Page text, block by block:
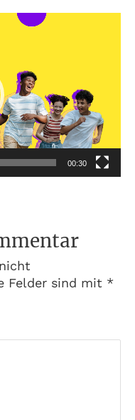
00:30
Felder sind mit *